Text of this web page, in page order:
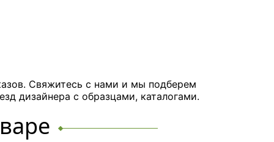
Свяжитесь с нами и мы подберем
дизайнера с образцами, каталогами.